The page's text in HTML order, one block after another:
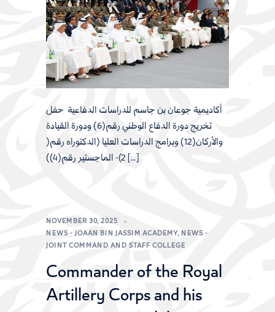
أكاديمية جوعان بن جاسم للدراسات الدفاعية حفل
تخريج دورة الدفاع الوطني رقم(6) ودورة القيادة
والأركان(12) وبرامج الدراسات العليا (الدكتوراه رقم(
2)- الماجستير رقم(4)) […]
NOVEMBER 30, 2025
NEWS - JOAAN BIN JASSIM ACADEMY, NEWS -
JOINT COMMAND AND STAFF COLLEGE
Commander of the Royal
Artillery Corps and his